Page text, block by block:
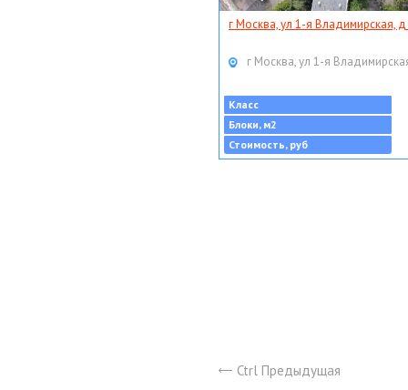
г Москва, ул 1-я Владимирская, д
г Москва, ул 1-я
Класс
Блоки, м2
Стоимость, руб
Ctrl Предыдущая